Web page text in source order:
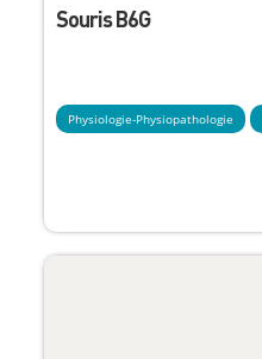
Souris B6G
Physiologie-Physiopathologie